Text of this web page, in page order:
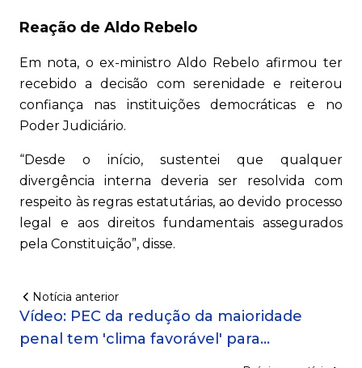
Reação de Aldo Rebelo
Em nota, o ex-ministro Aldo Rebelo afirmou ter
recebido a decisão com serenidade e reiterou
confiança nas instituições democráticas e no
Poder Judiciário.
“Desde o início, sustentei que qualquer
divergência interna deveria ser resolvida com
respeito às regras estatutárias, ao devido processo
legal e aos direitos fundamentais assegurados
pela Constituição”, disse.
Notícia anterior
Vídeo: PEC da redução da maioridade
penal tem 'clima favorável' para